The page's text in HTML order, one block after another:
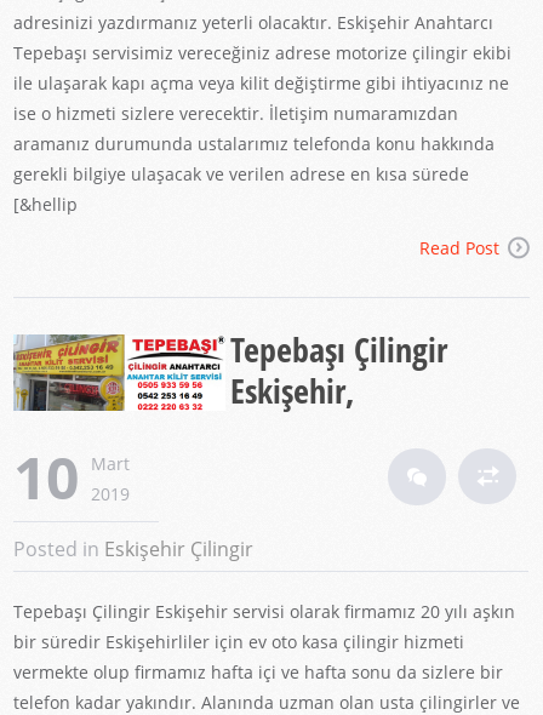
adresinizi yazdırmanız yeterli olacaktır. Eskişehir Anahtarcı
Tepebaşı servisimiz vereceğiniz adrese motorize çilingir ekibi
ile ulaşarak kapı açma veya kilit değiştirme gibi ihtiyacınız ne
ise o hizmeti sizlere verecektir. İletişim numaramızdan
aramanız durumunda ustalarımız telefonda konu hakkında
gerekli bilgiye ulaşacak ve verilen adrese en kısa sürede
[&hellip
Read Post
Tepebaşı Çilingir
Eskişehir,
10
Mart
2019
Posted in Eskişehir Çilingir
Tepebaşı Çilingir Eskişehir servisi olarak firmamız 20 yılı aşkın
bir süredir Eskişehirliler için ev oto kasa çilingir hizmeti
vermekte olup firmamız hafta içi ve hafta sonu da sizlere bir
telefon kadar yakındır. Alanında uzman olan usta çilingirler ve